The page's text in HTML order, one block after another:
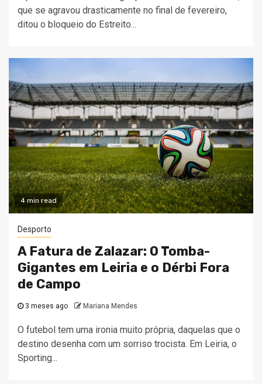
que se agravou drasticamente no final de fevereiro,
ditou o bloqueio do Estreito...
4 min read
Desporto
A Fatura de Zalazar: O Tomba-
Gigantes em Leiria e o Dérbi Fora
de Campo
3 meses ago Mariana Mendes
O futebol tem uma ironia muito própria, daquelas que o
destino desenha com um sorriso trocista. Em Leiria, o
Sporting...